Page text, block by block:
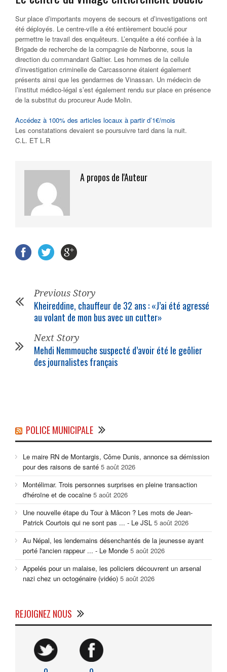
Sur place d’importants moyens de secours et d’investigations ont
été déployés. Le centre-ville a été entièrement bouclé pour
permettre le travail des enquêteurs. L’enquête a été confiée à la
Brigade de recherche de la compagnie de Narbonne, sous la
direction du commandant Galtier. Les hommes de la cellule
d’investigation criminelle de Carcassonne étaient également
présents ainsi que les gendarmes de Vinassan. Un médecin de
l’institut médico-légal s’est également rendu sur place en présence
de la substitut du procureur Aude Molin.
Accédez à 100% des articles locaux à partir d’1€/mois
Les constatations devaient se poursuivre tard dans la nuit.
C.L. ET L.R
A propos de l'Auteur
Previous Story
Kheireddine, chauffeur de 32 ans : «J’ai été agressé
au volant de mon bus avec un cutter»
Next Story
Mehdi Nemmouche suspecté d’avoir été le geôlier
des journalistes français
POLICE MUNICIPALE
Le maire RN de Montargis, Côme Dunis, annonce sa démission
pour des raisons de santé 5 août 2026
Montélimar. Trois personnes surprises en pleine transaction
d'héroïne et de cocaïne 5 août 2026
Une nouvelle étape du Tour à Mâcon ? Les mots de Jean-
Patrick Courtois qui ne sont pas ... - Le JSL 5 août 2026
Au Népal, les lendemains désenchantés de la jeunesse ayant
porté l'ancien rappeur ... - Le Monde 5 août 2026
Appelés pour un malaise, les policiers découvrent un arsenal
nazi chez un octogénaire (vidéo) 5 août 2026
REJOIGNEZ NOUS